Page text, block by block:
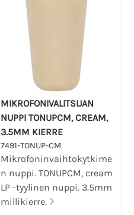
MIKROFONIVALITSIJAN
NUPPI TONUPCM, CREAM,
3.5MM KIERRE
7491-TONUP-CM
Mikrofoninvaihtokytkime
n nuppi. TONUPCM, cream
LP -tyylinen nuppi. 3.5mm
millikierre.